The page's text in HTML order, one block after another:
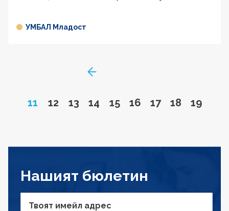
УМБАЛ Младост
Page
11 Go to page
12 Go to page
13 Go to page
14 Go to page
15 Go to page
16 Go to page
17 Go to page
18 Go to
19
Нашият бюлетин
Твоят имейл адрес